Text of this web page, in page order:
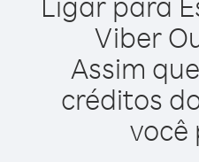
Viber
Assim
créditos
você